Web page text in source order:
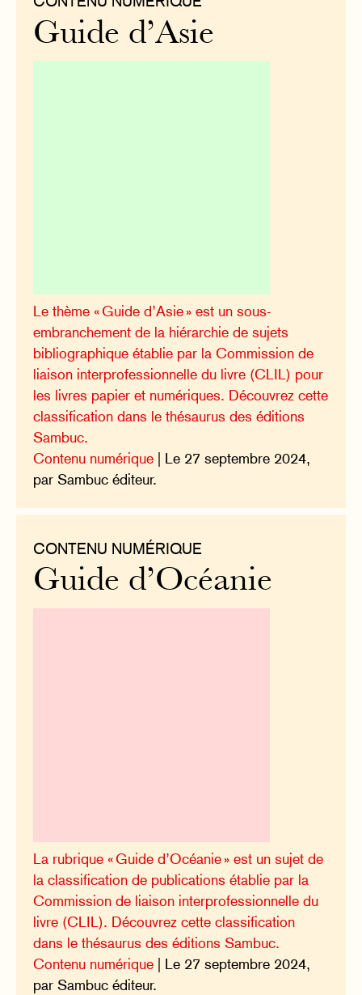
Guide d’Asie
Le thème « Guide d’Asie » est un sous-
embranchement de la hiérarchie de sujets
bibliographique établie par la Commission de
liaison interprofessionnelle du livre (CLIL) pour
les livres papier et numériques. Découvrez cette
classification dans le thésaurus des éditions
Sambuc.
Contenu numérique | Le 27 septembre 2024,
par Sambuc éditeur.
CONTENU NUMÉRIQUE
Guide d’Océanie
La rubrique « Guide d’Océanie » est un sujet de
la classification de publications établie par la
Commission de liaison interprofessionnelle du
livre (CLIL). Découvrez cette classification
dans le thésaurus des éditions Sambuc.
Contenu numérique | Le 27 septembre 2024,
par Sambuc éditeur.